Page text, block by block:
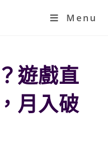
Menu
遊戲直
月入破